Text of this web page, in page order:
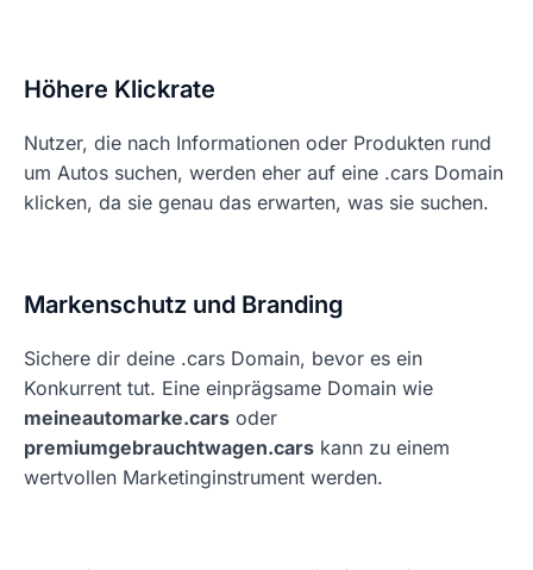
Höhere Klickrate
Nutzer, die nach Informationen oder Produkten rund
um Autos suchen, werden eher auf eine .cars Domain
klicken, da sie genau das erwarten, was sie suchen.
Markenschutz und Branding
Sichere dir deine .cars Domain, bevor es ein
Konkurrent tut. Eine einprägsame Domain wie
meineautomarke.cars oder
premiumgebrauchtwagen.cars kann zu einem
wertvollen Marketinginstrument werden.